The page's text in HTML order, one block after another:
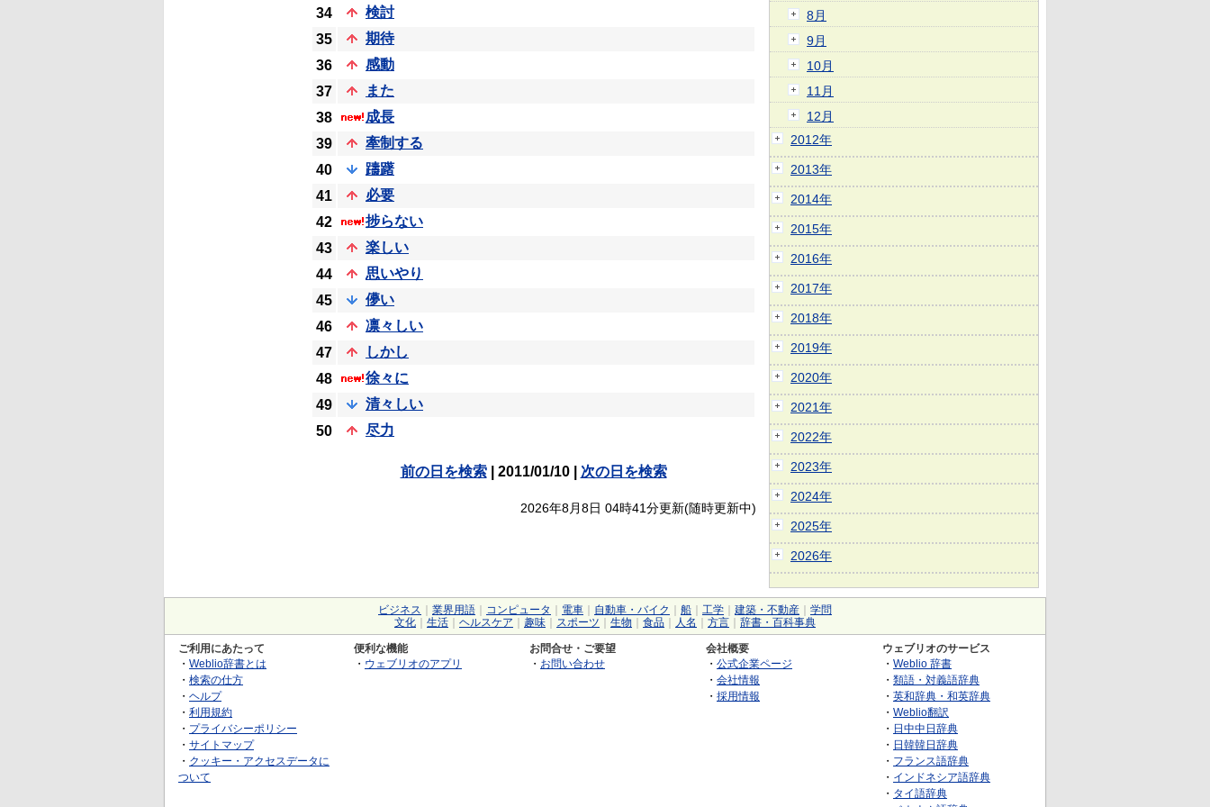
34
検討
35
期待
36
感動
37
また
38
成長
39
牽制する
40
躊躇
41
必要
42
捗らない
43
楽しい
44
思いやり
45
儚い
46
凛々しい
47
しかし
48
徐々に
49
清々しい
50
尽力
前の日を検索| 2011/01/10 | 次の日を検索
2026年8月8日 04時41分更新(随時更新中)
8月
9月
10月
11月
12月
2012年
2013年
2014年
2015年
2016年
2017年
2018年
2019年
2020年
2021年
2022年
2023年
2024年
2025年
2026年
ビジネス 業界用語 コンピュータ 電車 自動車・バイク 船 工学 建築・不動産
学問
文化
生活 ヘルスケア 趣味 スポーツ 生物 食品 人名 方言 辞書・百科事典
ご利用にあたって
・ Weblio辞書とは
・ 検索の仕方
・ ヘルプ
・ 利用規約
・ プライバシーポリシー
・ サイトマップ
・ クッキー・アクセスデータに
ついて
便利な機能
・ ウェブリオのアプリ
お問合せ・ご要望
・ お問い合わせ
会社概要
・ 公式企業ページ
・ 会社情報
・ 採用情報
ウェブリオのサービス
・ Weblio 辞書
・ 類語・対義語辞典
・ 英和辞典・和英辞典
・ Weblio翻訳
・ 日中中日辞典
・ 日韓韓日辞典
・ フランス語辞典
・ インドネシア語辞典
・ タイ語辞典